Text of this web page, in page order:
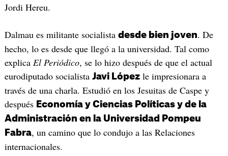
Jordi Hereu.
Dalmau es militante socialista desde bien joven. De
hecho, lo es desde que llegó a la universidad. Tal como
explica El Periódico, se lo hizo después de que el actual
eurodiputado socialista Javi Lópezle impresionara a
través de una charla. Estudió en los Jesuitas de Caspe y
después Economía y Ciencias Políticas y de la
Administración en la Universidad Pompeu
Fabra, un camino que lo condujo a las Relaciones
internacionales.